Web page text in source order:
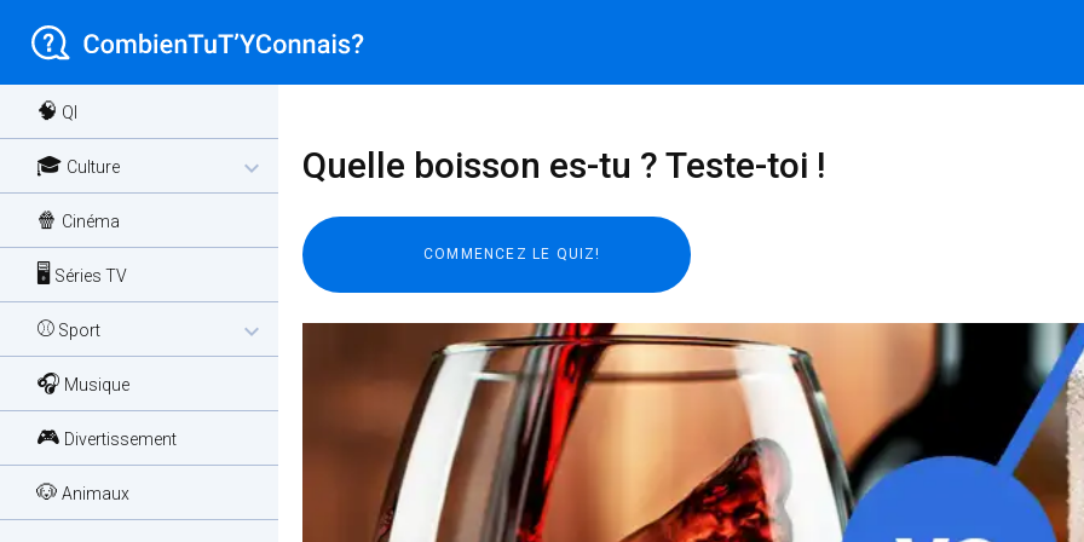
🧠 QI
🎓 Culture expand_more
🍿 Cinéma
🖥️ Séries TV
⚾ Sport expand_more
🎧 Musique
🎮 Divertissement
🐶 Animaux
Quelle boisson es-tu ? Teste-toi !